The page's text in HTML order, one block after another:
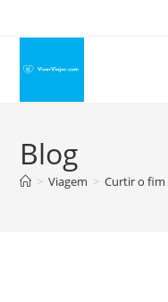
conteúdo
Blog
> Viagem > Curtir o fim